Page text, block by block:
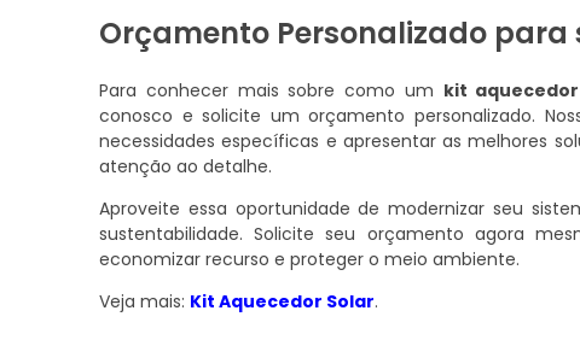
Orçamento Personalizado para
Para conhecer mais sobre como um kit
conosco e solicite um orçamento personalizado.
necessidades específicas e apresentar as melhores
atenção ao detalhe.
Aproveite essa oportunidade de modernizar seu
sustentabilidade. Solicite seu orçamento agora
economizar recurso e proteger o meio ambiente.
Veja mais: Kit Aquecedor Solar.